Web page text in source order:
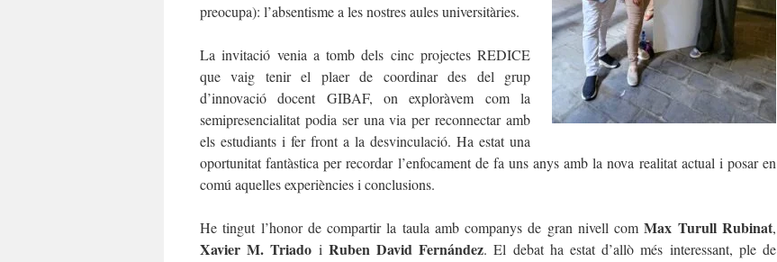
preocupa): l’absentisme a les nostres aules universitàries.
La invitació venia a tomb dels cinc projectes REDICE
que vaig tenir el plaer de coordinar des del grup
d’innovació docent GIBAF, on exploràvem com la
semipresencialitat podia ser una via per reconnectar amb
els estudiants i fer front a la desvinculació. Ha estat una
oportunitat fantàstica per recordar l’enfocament de fa uns anys amb la nova realitat actual i posar en
comú aquelles experiències i conclusions.
He tingut l’honor de compartir la taula amb companys de gran nivell comMax Turull Rubinat,
Xavier M. Triado i Ruben David Fernández. El debat ha estat d’allò més interessant, ple de